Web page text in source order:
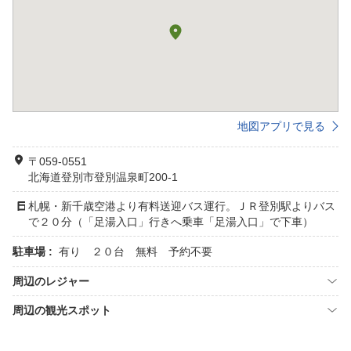
地図アプリで見る
〒059-0551
北海道登別市登別温泉町200-1
札幌・新千歳空港より有料送迎バス運行。ＪＲ登別駅よりバス
で２０分（「足湯入口」行きへ乗車「足湯入口」で下車）
駐車場 : 有り ２０台 無料 予約不要
周辺のレジャー
周辺の観光スポット